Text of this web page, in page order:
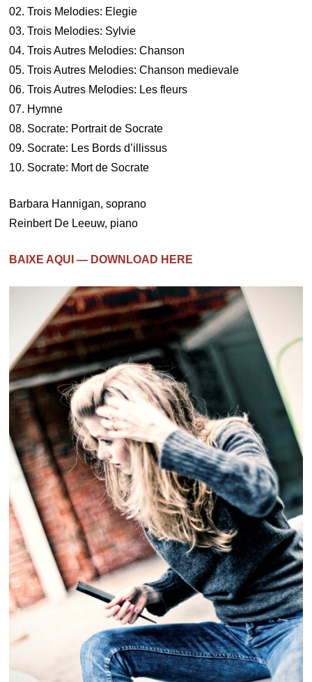
02. Trois Melodies: Elegie
03. Trois Melodies: Sylvie
04. Trois Autres Melodies: Chanson
05. Trois Autres Melodies: Chanson medievale
06. Trois Autres Melodies: Les fleurs
07. Hymne
08. Socrate: Portrait de Socrate
09. Socrate: Les Bords d’illissus
10. Socrate: Mort de Socrate
Barbara Hannigan, soprano
Reinbert De Leeuw, piano
BAIXE AQUI — DOWNLOAD HERE